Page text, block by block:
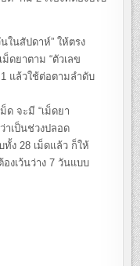
ในสัปดาห์” ให้ตรง
ดยาตาม “ตัวเลข
แล้วใช้ต่อตามลำดับ
ด จะมี “เม็ดยา
าเป็นช่วงปลอด
ง 28 เม็ดแล้ว ก็ให้
งเว้นว่าง 7 วันแบบ